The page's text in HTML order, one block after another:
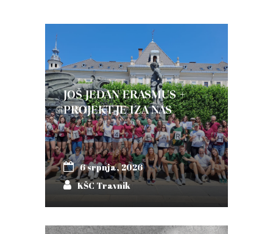
JOŠ JEDAN ERASMUS +
PROJEKT JE IZA NAS
6 srpnja, 2026
KŠC Travnik